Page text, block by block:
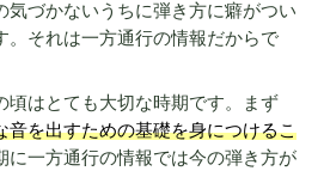
気づかないうちに弾き方に癖がつい
。それは一方通行の情報だからで
頃はとても大切な時期です。まず
音を出すための基礎を身につけるこ
に一方通行の情報では今の弾き方が